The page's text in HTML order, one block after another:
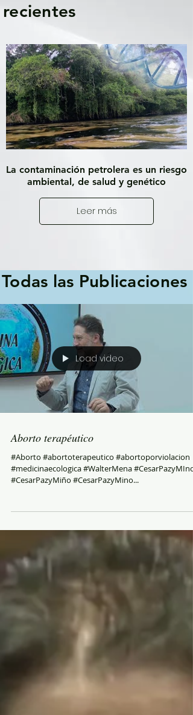
recientes
La contaminación petrolera es un riesgo
ambiental, de salud y genético
Leer más
Todas las Publicaciones
Load video
Aborto terapéutico
#Aborto #abortoterapeutico #abortoporviolacion
#medicinaecologica #WalterMena #CesarPazyMIno
#CesarPazyMiño #CesarPazyMino...